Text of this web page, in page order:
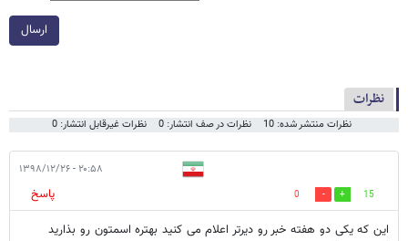
ارسال
نظرات
نظرات منتشر شده: 10 نظرات در صف انتشار: 0 نظرات غیرقابل انتشار: 0
۲۰:۵۸ - ۱۳۹۸/۱۲/۲۶
15
0
پاسخ
این که یکی دو هفته خبر رو دیرتر اعلام می کنید بهتره اسمتون رو بذارید